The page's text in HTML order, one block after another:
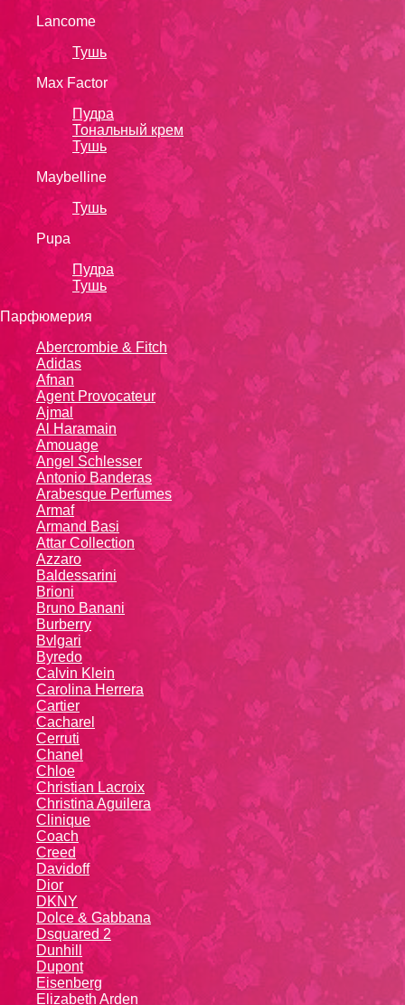
Lanсоmе
Тушь
Max Factor
Пудра
Тональный крем
Тушь
Maybelline
Тушь
Pupa
Пудра
Тушь
Парфюмерия
Abercrombie & Fitch
Adidas
Afnan
Agent Provocateur
Ajmal
Al Haramain
Amouage
Angel Schlesser
Antonio Banderas
Arabesque Perfumes
Armaf
Armand Basi
Attar Collection
Azzaro
Baldessarini
Brioni
Bruno Banani
Burberry
Bvlgari
Byredo
Calvin Klein
Carolina Herrera
Cartier
Caсhаrеl
Cerruti
Chanel
Chloe
Christian Lacroix
Christina Aguilera
Cliniquе
Coach
Creed
Davidoff
Dior
DKNY
Dolce & Gabbana
Dsquared 2
Dunhill
Dupont
Eisenberg
Elizabeth Arden